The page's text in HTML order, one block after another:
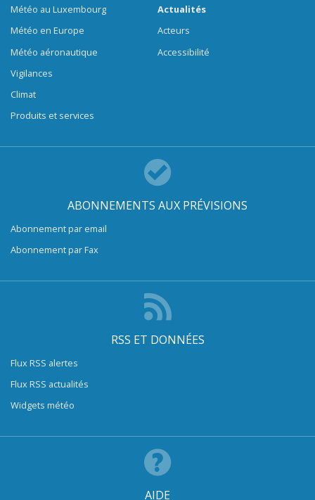
Météo au Luxembourg
Météo en Europe
Météo aéronautique
Vigilances
Climat
Produits et services
Actualités
Acteurs
Accessibilité
ABONNEMENTS AUX PRÉVISIONS
Abonnement par email
Abonnement par Fax
RSS ET DONNÉES
Flux RSS alertes
Flux RSS actualités
Widgets météo
AIDE